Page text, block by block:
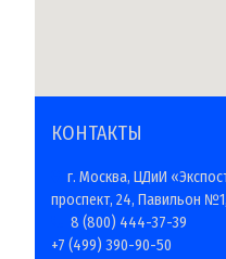
КОНТАКТЫ
г. Москва, ЦДиИ
проспект, 24, Павильон
8 (800) 444-37-39
+7 (499) 390-90-50